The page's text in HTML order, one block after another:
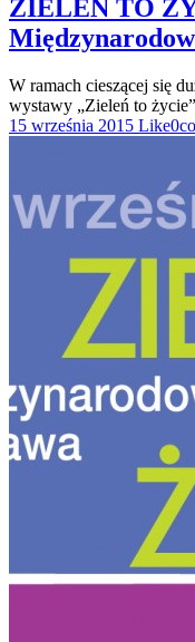
ZIELEŃ TO
W ramach cieszącej się
wystawy „Zieleń to
15 września 2015 Like0